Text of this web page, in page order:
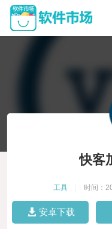
快客
工具 时间：
安卓下载